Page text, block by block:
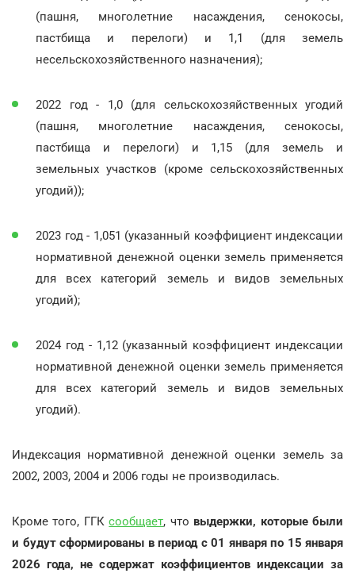
(пашня, многолетние насаждения, сенокосы,
пастбища и перелоги) и 1,1 (для земель
несельскохозяйственного назначения);
2022 год - 1,0 (для сельскохозяйственных угодий
(пашня, многолетние насаждения, сенокосы,
пастбища и перелоги) и 1,15 (для земель и
земельных участков (кроме сельскохозяйственных
угодий));
2023 год - 1,051 (указанный коэффициент индексации
нормативной денежной оценки земель применяется
для всех категорий земель и видов земельных
угодий);
2024 год - 1,12 (указанный коэффициент индексации
нормативной денежной оценки земель применяется
для всех категорий земель и видов земельных
угодий).
Индексация нормативной денежной оценки земель за
2002, 2003, 2004 и 2006 годы не производилась.
Кроме того, ГГКсообщает, что выдержки, которые были
и будут сформированы в период с 01 января по 15 января
2026 года, не содержат коэффициентов индексации за